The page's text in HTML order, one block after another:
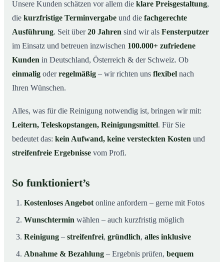
Unsere Kunden schätzen vor allem die klare Preisgestaltung,
die kurzfristige Terminvergabe und die fachgerechte
Ausführung. Seit über20 Jahren sind wir als Fensterputzer
im Einsatz und betreuen inzwischen 100.000+ zufriedene
Kunden in Deutschland, Österreich & der Schweiz. Ob
einmalig oderregelmäßig – wir richten uns flexibel nach
Ihren Wünschen.
Alles, was für die Reinigung notwendig ist, bringen wir mit:
Leitern, Teleskopstangen, Reinigungsmittel. Für Sie
bedeutet das: kein Aufwand, keine versteckten Kosten und
streifenfreie Ergebnisse vom Profi.
So funktioniert’s
Kostenloses Angebot online anfordern – gerne mit Fotos
Wunschtermin wählen – auch kurzfristig möglich
Reinigung – streifenfrei, gründlich, alles inklusive
Abnahme & Bezahlung – Ergebnis prüfen, bequem